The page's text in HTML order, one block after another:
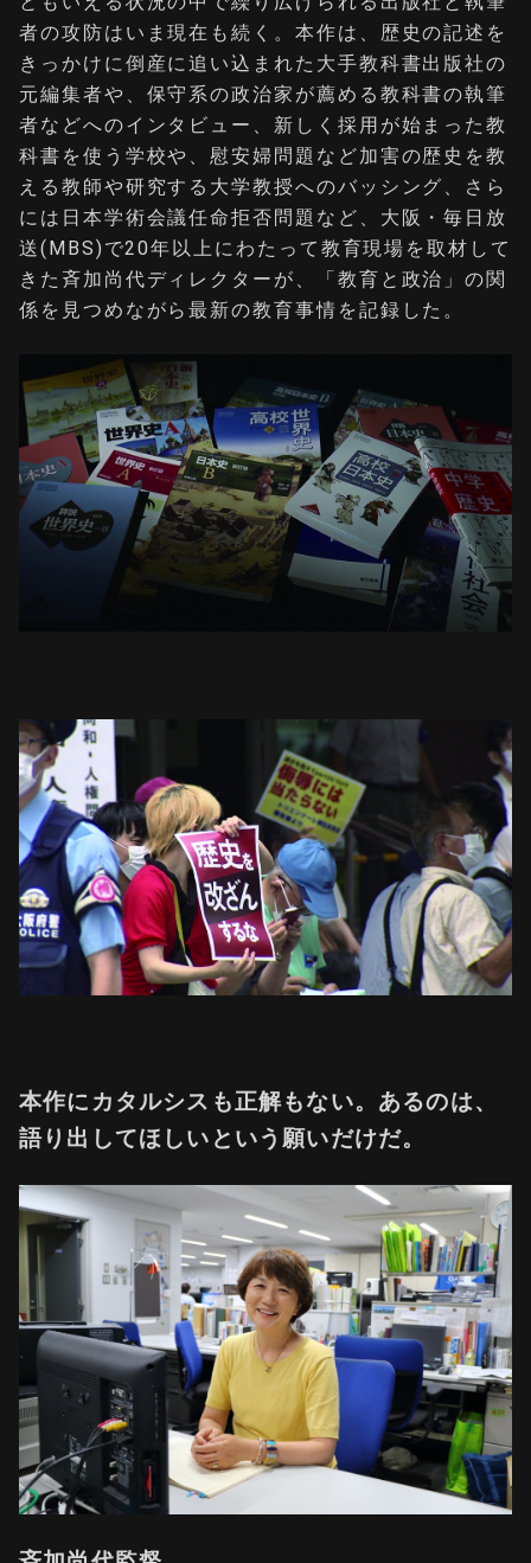
者の攻防はいま現在も続く。本作は、歴史の記述を
きっかけに倒産に追い込まれた⼤⼿教科書出版社の
元編集者や、保守系の政治家が薦める教科書の執筆
者などへのインタビュー、新しく採⽤が始まった教
科書を使う学校や、慰安婦問題など加害の歴史を教
える教師や研究する⼤学教授へのバッシング、さら
には⽇本学術会議任命拒否問題など、⼤阪・毎⽇放
送(MBS)で20年以上にわたって教育現場を取材して
きた⻫加尚代ディレクターが、「教育と政治」の関
係を⾒つめながら最新の教育事情を記録した。
本作にカタルシスも正解もない。あるのは、
語り出してほしいという願いだけだ。